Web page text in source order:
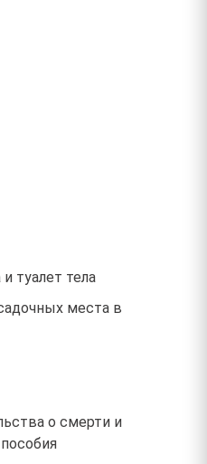
туалет тела
места в
о смерти и